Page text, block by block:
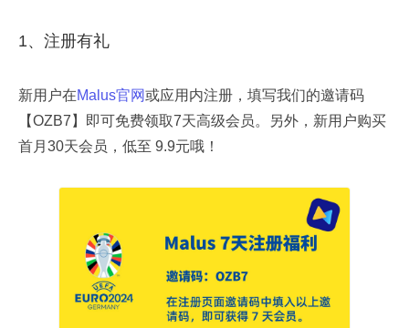
1、注册有礼
新用户在Malus官网或应用内注册，填写我们的邀请码
【OZB7】即可免费领取7天高级会员。另外，新用户购买
首月30天会员，低至 9.9元哦！